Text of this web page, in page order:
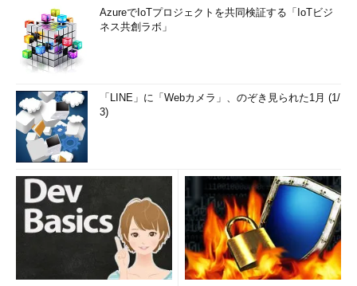
AzureでIoTプロジェクトを共同検証する「IoTビジ
ネス共創ラボ」
「LINE」に「Webカメラ」、のぞき見られた1月 (1/
3)